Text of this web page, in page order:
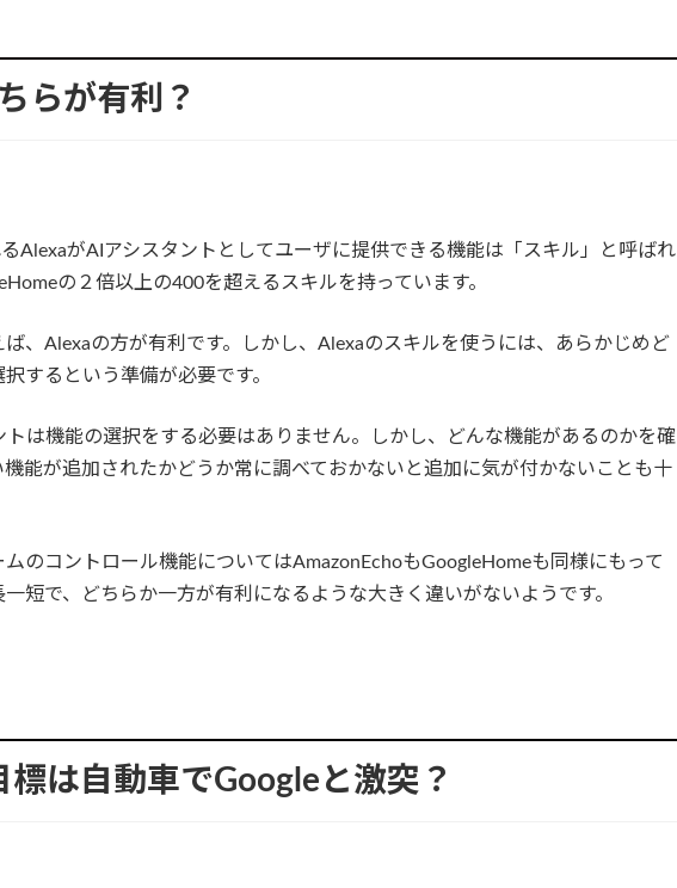
らが有利？
AlexaがAIアシスタントとしてユーザに提供できる機能は「スキル」と呼ばれ
の２倍以上の400を超えるスキルを持っています。
、Alexaの方が有利です。しかし、Alexaのスキルを使うには、あらかじめど
するという準備が必要です。
トは機能の選択をする必要はありません。しかし、どんな機能があるのかを確
能が追加されたかどうか常に調べておかないと追加に気が付かないことも十
のコントロール機能についてはAmazonEchoもGoogleHomeも同様にもって
短で、どちらか一方が有利になるような大きく違いがないようです。
は自動車でGoogleと激突？